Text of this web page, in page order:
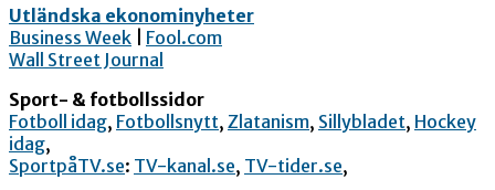
Utländska ekonominyheter
Business Week
Fool.com
Wall Street Journal
Sport- & fotbollssidor
Fotboll idag, Fotbollsnytt, Zlatanism, Sillybladet, Hockey
idag,
SportpåTV.se: TV-kanal.se, TV-tider.se,